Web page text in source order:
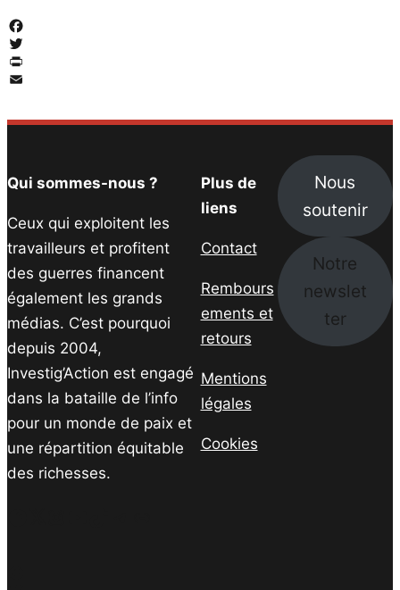
Facebook
Twitter
PrintFriendly
Qui sommes-nous ?
Ceux qui exploitent les
travailleurs et profitent
des guerres financent
également les grands
médias. C’est pourquoi
depuis 2004,
Investig’Action est engagé
dans la bataille de l’info
pour un monde de paix et
une répartition équitable
des richesses.
Plus de
liens
Contact
Rembours
ements et
retours
Mentions
légales
Cookies
Nous
soutenir
Notre
newslet
ter